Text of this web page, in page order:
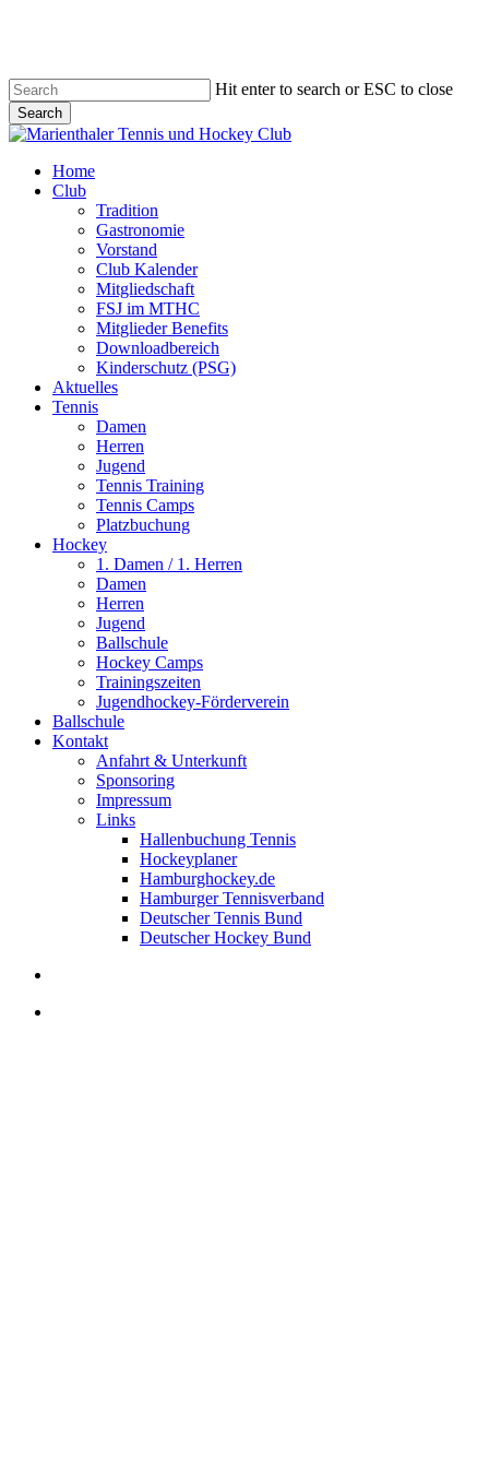
content
Hit enter to search or ESC to close
Search
Close
search
account
Menu
Home
Club
Tradition
Gastronomie
Vorstand
Club Kalender
Mitgliedschaft
FSJ im MTHC
Mitglieder Benefits
Downloadbereich
Kinderschutz (PSG)
Aktuelles
Tennis
Damen
Herren
Jugend
Tennis Training
Tennis Camps
Platzbuchung
Hockey
1. Damen / 1. Herren
Damen
Herren
Jugend
Ballschule
Hockey Camps
Trainingszeiten
Jugendhockey-Förderverein
Ballschule
Kontakt
Anfahrt & Unterkunft
Sponsoring
Impressum
Links
Hallenbuchung Tennis
Hockeyplaner
Hamburghockey.de
Hamburger Tennisverband
Deutscher Tennis Bund
Deutscher Hockey Bund